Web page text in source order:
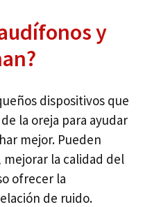
y
dispositivos que
la oreja para ayudar
mejor. Pueden
la calidad del
ofrecer la
de ruido.